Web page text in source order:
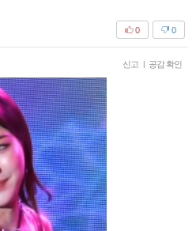
0
0
신고 | 공감 확인